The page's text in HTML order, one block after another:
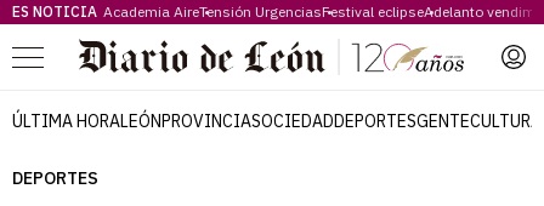
ES NOTICIA Academia AireTensión UrgenciasFestival eclipseAdelanto
Menú
ÚLTIMA HORALEÓNPROVINCIASOCIEDADDEPORTESGENTECULTURA
DEPORTES